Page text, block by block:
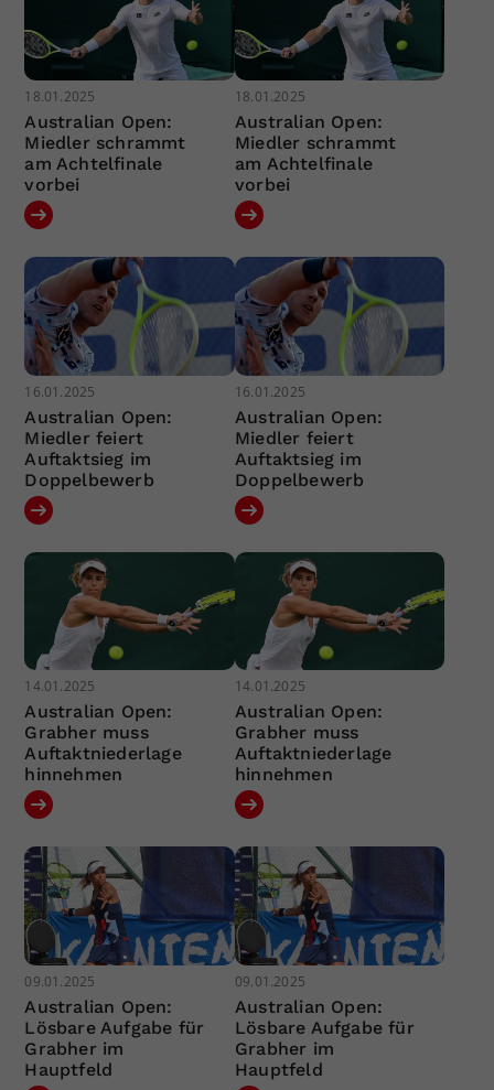
18.01.2025
Australian Open:
Miedler schrammt
am Achtelfinale
vorbei
18.01.2025
Australian Open:
Miedler schrammt
am Achtelfinale
vorbei
16.01.2025
Australian Open:
Miedler feiert
Auftaktsieg im
Doppelbewerb
16.01.2025
Australian Open:
Miedler feiert
Auftaktsieg im
Doppelbewerb
14.01.2025
Australian Open:
Grabher muss
Auftaktniederlage
hinnehmen
14.01.2025
Australian Open:
Grabher muss
Auftaktniederlage
hinnehmen
09.01.2025
Australian Open:
Lösbare Aufgabe für
Grabher im
Hauptfeld
09.01.2025
Australian Open:
Lösbare Aufgabe für
Grabher im
Hauptfeld